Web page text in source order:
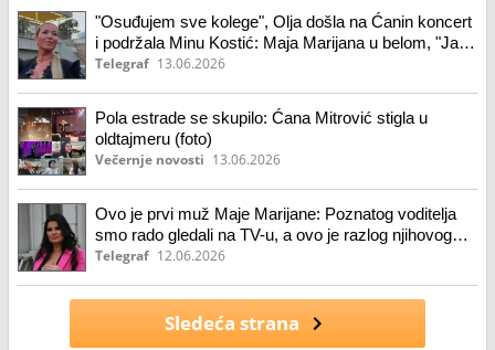
"Osuđujem sve kolege", Olja došla na Ćanin koncert
i podržala Minu Kostić: Maja Marijana u belom, "Ja
sam faca"
Telegraf 13.06.2026
Pola estrade se skupilo: Ćana Mitrović stigla u
oldtajmeru (foto)
Večernje novosti 13.06.2026
Ovo je prvi muž Maje Marijane: Poznatog voditelja
smo rado gledali na TV-u, a ovo je razlog njihovog
razlaza
Telegraf 12.06.2026
Sledeća strana